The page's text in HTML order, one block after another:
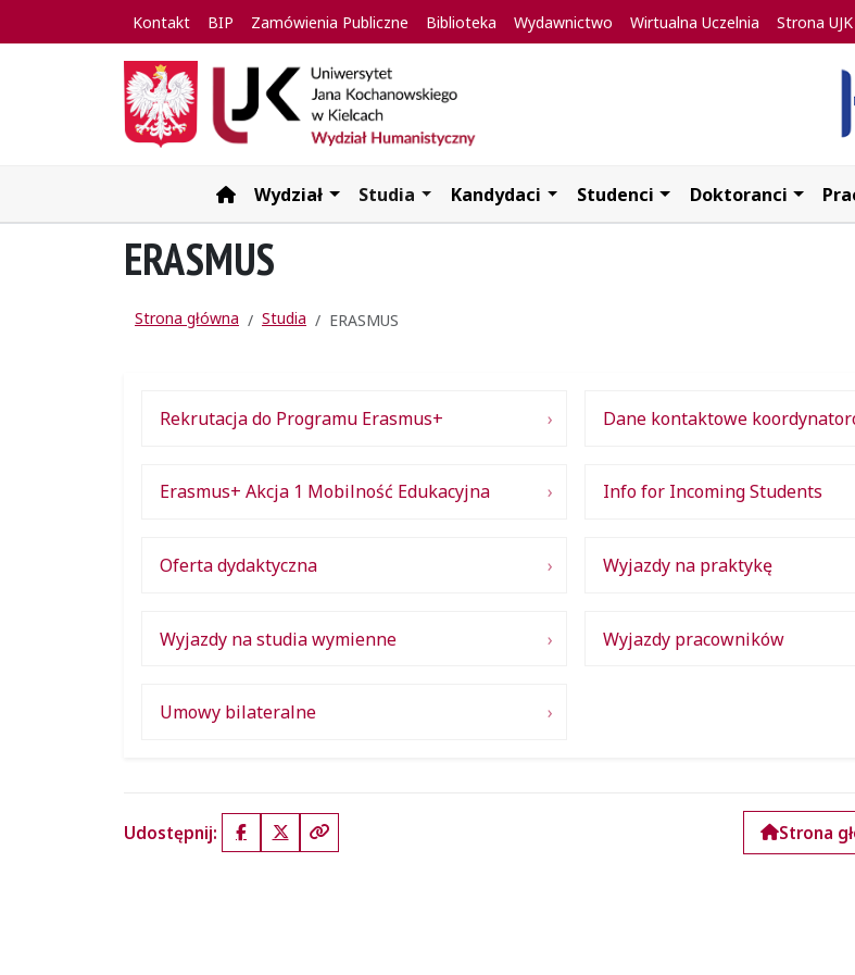
Kontakt BIP Zamówienia Publiczne Biblioteka Wydawnictwo Wirtualna Uczelnia Strona UJK
Strona główna
Wydział Studia Kandydaci Studenci Doktoranci
ERASMUS
Strona główna Studia ERASMUS
Rekrutacja do Programu Erasmus+ Dane kontaktowe
Erasmus+ Akcja 1 Mobilność Edukacyjna Info for Incoming Students
Oferta dydaktyczna Wyjazdy na praktykę
Wyjazdy na studia wymienne Wyjazdy pracowników
Umowy bilateralne
Udostępnij: FacebookX (Twitter)Kopiuj link Strona